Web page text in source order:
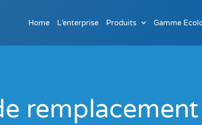
Home L’enterprise Produits Gamme